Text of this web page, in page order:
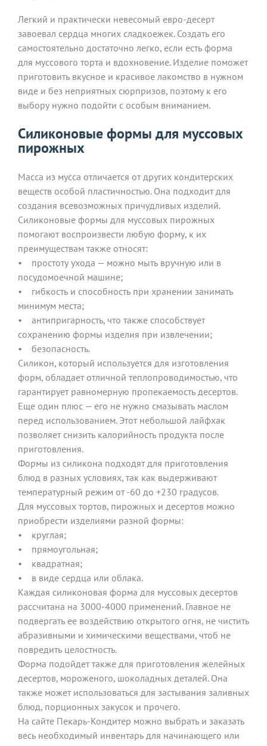
Легкий и практически невесомый евро-десерт
завоевал сердца многих сладкоежек. Создать его
самостоятельно достаточно легко, если есть форма
для муссового торта и вдохновение. Изделие поможет
приготовить вкусное и красивое лакомство в нужном
виде и без неприятных сюрпризов, поэтому к его
выбору нужно подойти с особым вниманием.
Силиконовые формы для муссовых
пирожных
Масса из мусса отличается от других кондитерских
веществ особой пластичностью. Она подходит для
создания всевозможных причудливых изделий.
Силиконовые формы для муссовых пирожных
помогают воспроизвести любую форму, к их
преимуществам также относят:
• простоту ухода — можно мыть вручную или в
посудомоечной машине;
• гибкость и способность при хранении занимать
минимум места;
• антипригарность, что также способствует
сохранению формы изделия при извлечении;
• безопасность.
Силикон, который используется для изготовления
форм, обладает отличной теплопроводимостью, что
гарантирует равномерную пропекаемость десертов.
Еще один плюс — его не нужно смазывать маслом
перед использованием. Этот небольшой лайфхак
позволяет снизить калорийность продукта после
приготовления.
Формы из силикона подходят для приготовления
блюд в разных условиях, так как выдерживают
температурный режим от -60 до +230 градусов.
Для муссовых тортов, пирожных и десертов можно
приобрести изделиями разной формы:
• круглая;
• прямоугольная;
• квадратная;
• в виде сердца или облака.
Каждая силиконовая форма для муссовых десертов
рассчитана на 3000-4000 применений. Главное не
подвергать ее воздействию открытого огня, не чистить
абразивными и химическими веществами, чтоб не
повредить целостность.
Форма подойдет также для приготовления желейных
десертов, мороженого, шоколадных деталей. Она
также может использоваться для застывания заливных
блюд, порционных закусок и прочего.
На сайте Пекарь-Кондитер можно выбрать и заказать
весь необходимый инвентарь для начинающего или